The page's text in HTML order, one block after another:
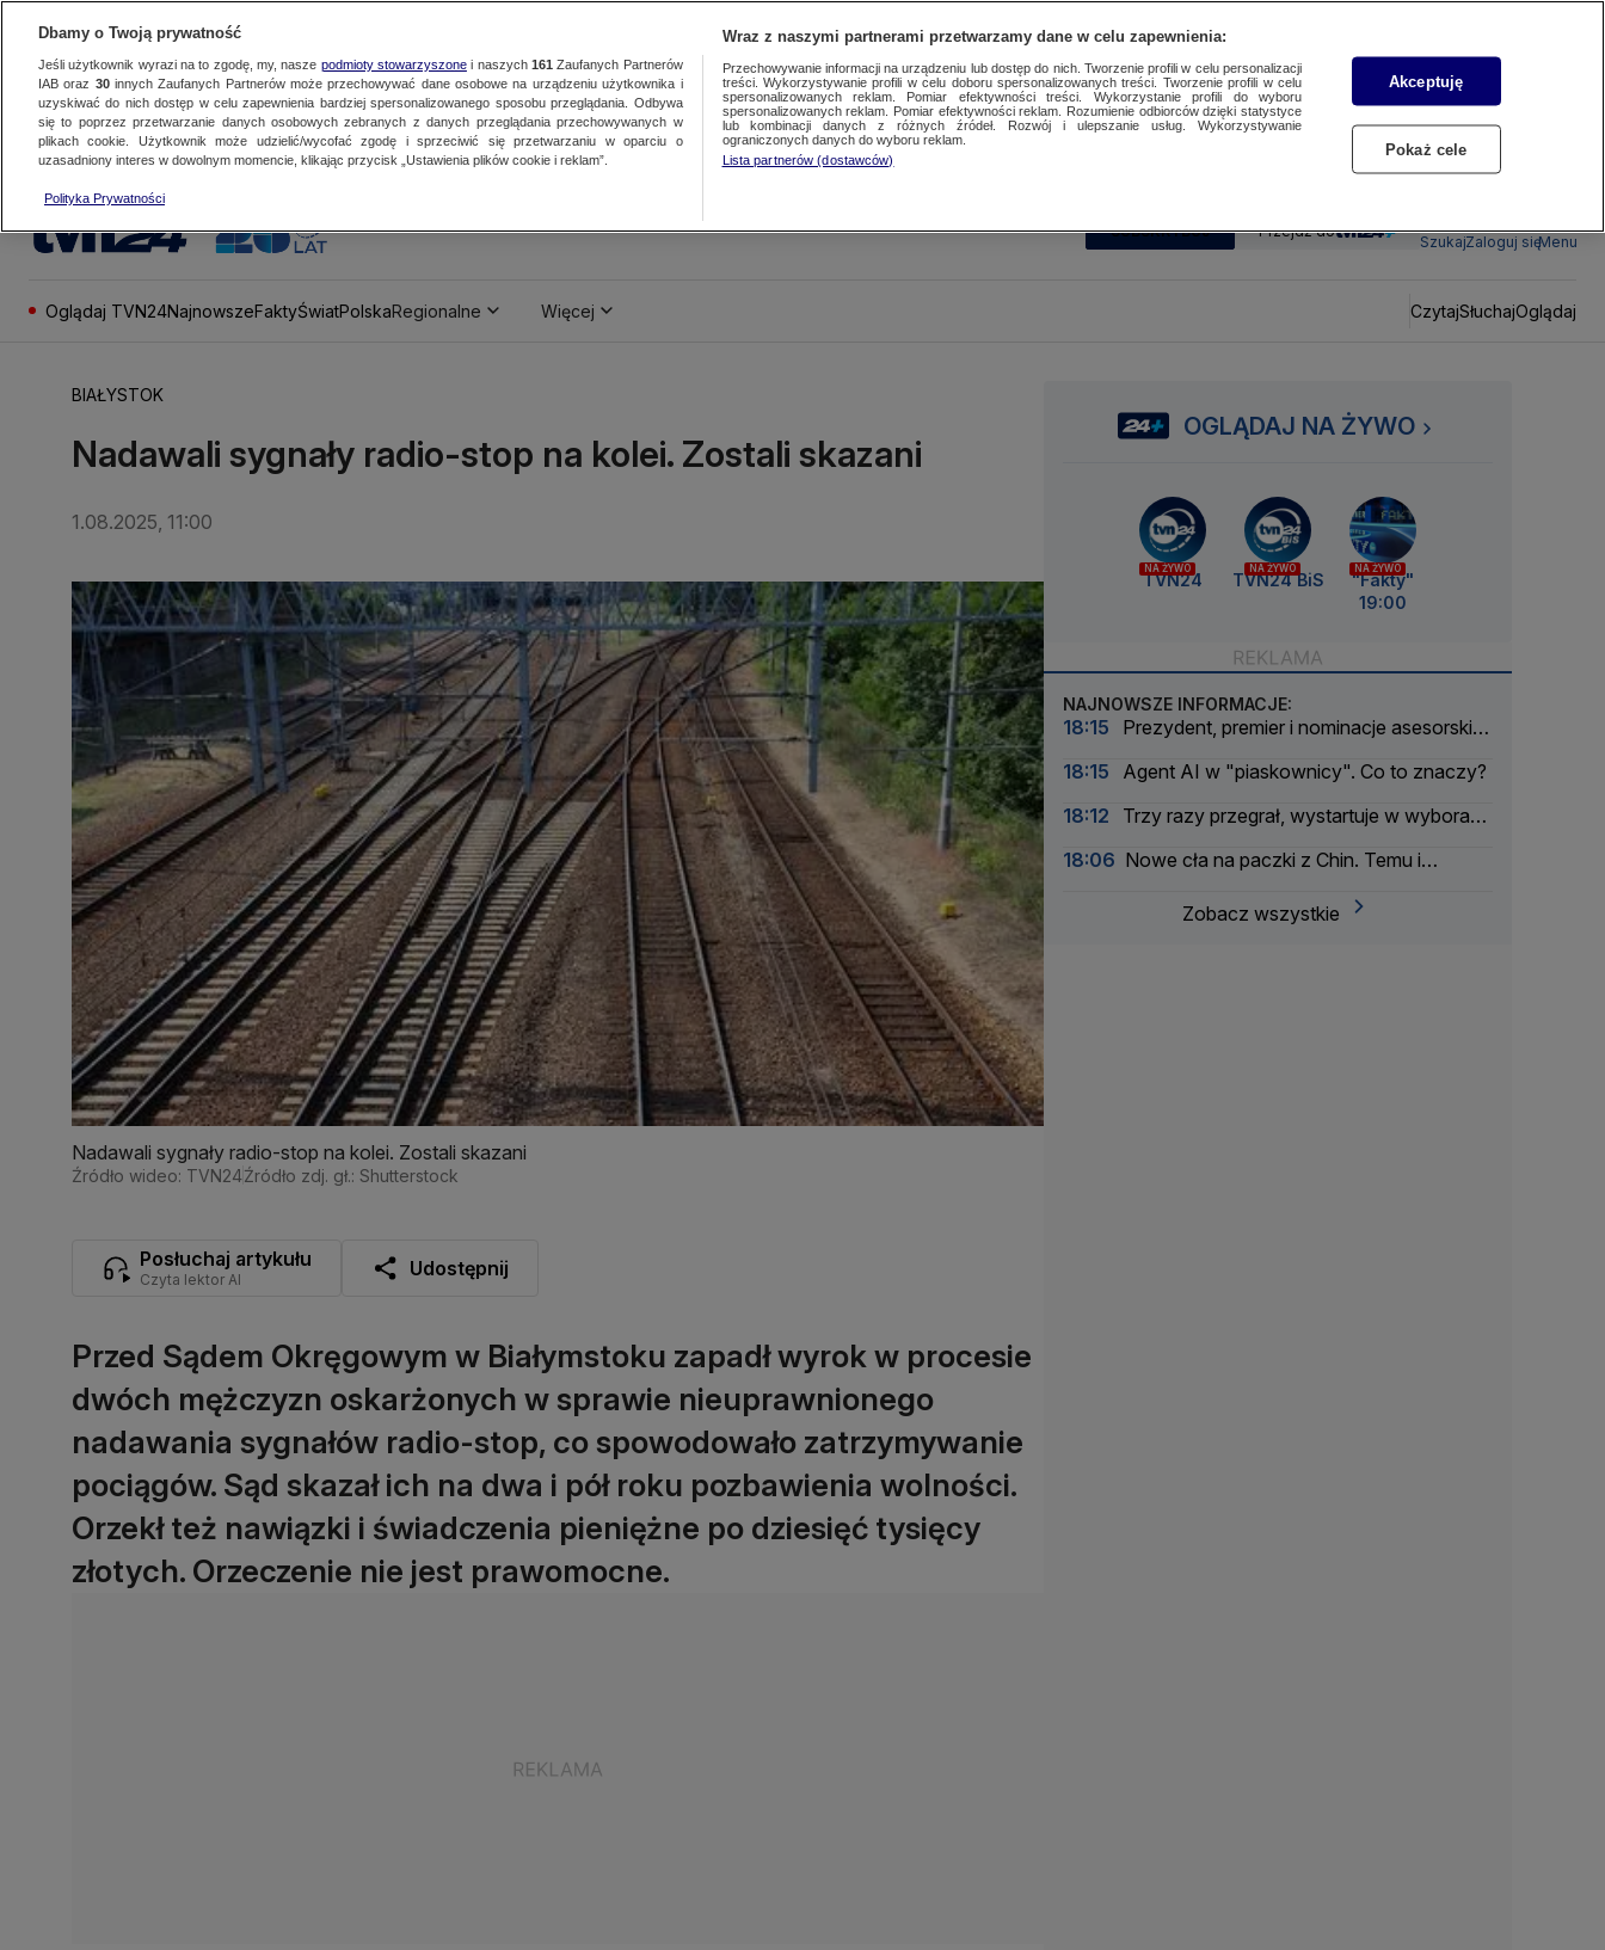
SUBSKRYBUJ Przejdź do
SzukajZaloguj sięMenu
Oglądaj TVN24NajnowszeFaktyŚwiatPolskaRegionalne Więcej CzytajSłuchajOglądaj
BIAŁYSTOK
Nadawali sygnały radio-stop na kolei. Zostali skazani
1.08.2025, 11:00
Nadawali sygnały radio-stop na kolei. Zostali skazani
Źródło wideo: TVN24Źródło zdj. gł.: Shutterstock
Posłuchaj artykułu
Czyta lektor AI Udostępnij
Przed Sądem Okręgowym w Białymstoku zapadł wyrok w procesie
dwóch mężczyzn oskarżonych w sprawie nieuprawnionego
nadawania sygnałów radio-stop, co spowodowało zatrzymywanie
pociągów. Sąd skazał ich na dwa i pół roku pozbawienia wolności.
Orzekł też nawiązki i świadczenia pieniężne po dziesięć tysięcy
złotych. Orzeczenie nie jest prawomocne.
OGLĄDAJ NA ŻYWO
NA ŻYWO
TVN24
NA ŻYWO
TVN24 BiS
NA ŻYWO
"Fakty"
19:00
NAJNOWSZE INFORMACJE:
18:15
Prezydent, premier i nominacje asesorskie.
18:15
Agent AI w "piaskownicy". Co to znaczy?
18:12
Trzy razy przegrał, wystartuje w wyborach
18:06 Nowe cła na paczki z Chin. Temu i
Zobacz wszystkie
Dbamy o Twoją prywatność
Jeśli użytkownik wyrazi na to zgodę, my, nasze podmioty stowarzyszonei naszych 161 Zaufanych Partnerów
IAB oraz 30innych Zaufanych Partnerów może przechowywać dane osobowe na urządzeniu użytkownika i
uzyskiwać do nich dostęp w celu zapewnienia bardziej spersonalizowanego sposobu przeglądania. Odbywa
się to poprzez przetwarzanie danych osobowych zebranych z danych przeglądania przechowywanych w
plikach cookie. Użytkownik może udzielić/wycofać zgodę i sprzeciwić się przetwarzaniu w oparciu o
uzasadniony interes w dowolnym momencie, klikając przycisk „Ustawienia plików cookie i reklam”.
Polityka Prywatności
Wraz z naszymi partnerami przetwarzamy dane w celu zapewnienia:
Przechowywanie informacji na urządzeniu lub dostęp do nich. Tworzenie profili w celu personalizacji
treści. Wykorzystywanie profili w celu doboru spersonalizowanych treści. Tworzenie profili w celu
spersonalizowanych reklam. Pomiar efektywności treści. Wykorzystanie profili do wyboru
spersonalizowanych reklam. Pomiar efektywności reklam. Rozumienie odbiorców dzięki statystyce
lub kombinacji danych z różnych źródeł. Rozwój i ulepszanie usług. Wykorzystywanie
ograniczonych danych do wyboru reklam.
Lista partnerów (dostawców)
Akceptuję
Pokaż cele